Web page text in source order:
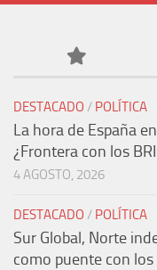
DESTACADO / POLÍTICA
La hora de España
¿Frontera con los
4 AGOSTO, 2026
DESTACADO / POLÍTICA
Sur Global, Norte
como puente con los